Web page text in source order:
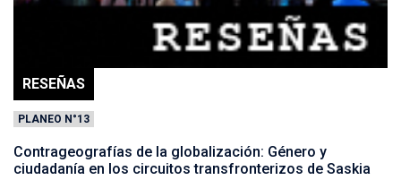
RESEÑAS
PLANEO N°13
Contrageografías de la globalización: Género y
ciudadanía en los circuitos transfronterizos de Saskia